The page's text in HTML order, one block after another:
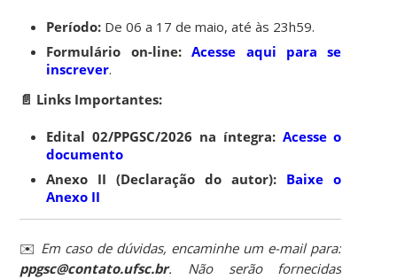
Período: De 06 a 17 de maio, até às 23h59.
Formulário on-line: Acesse aqui para se
inscrever.
📄 Links Importantes:
Edital 02/PPGSC/2026 na íntegra: Acesse o
documento
Anexo II (Declaração do autor): Baixe o
Anexo II
✉️ Em caso de dúvidas, encaminhe um e-mail para:
ppgsc@contato.ufsc.br. Não serão fornecidas